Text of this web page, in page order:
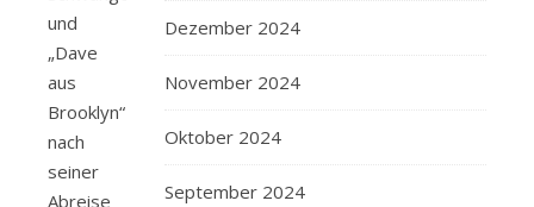
und
„Dave
aus
Brooklyn“
nach
seiner
Abreise
Dezember 2024
November 2024
Oktober 2024
September 2024